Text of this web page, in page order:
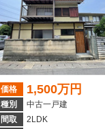
価格 1,500万円
種別
中古一戸建
間取
2LDK